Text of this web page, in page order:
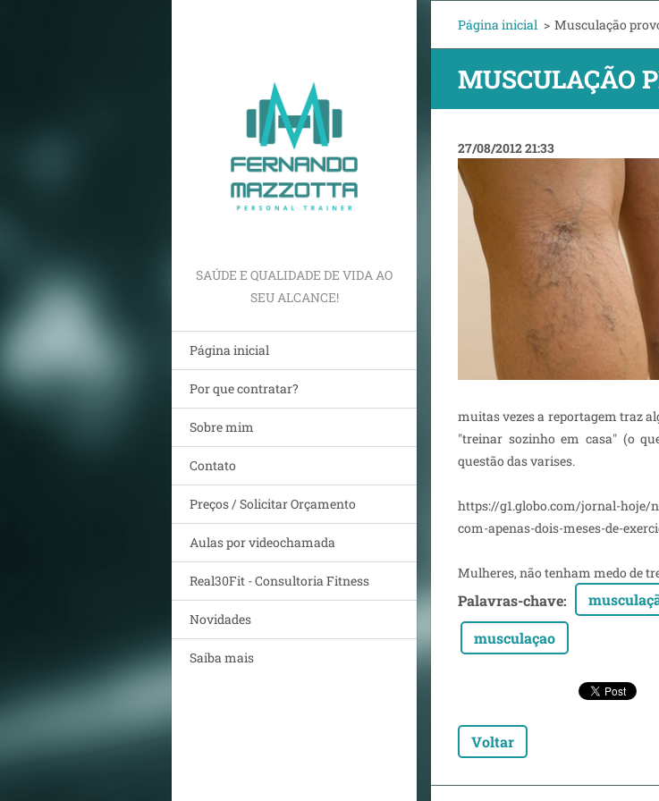
SAÚDE E QUALIDADE DE VIDA AO
SEU ALCANCE!
Página inicial
Por que contratar?
Sobre mim
Contato
Preços / Solicitar Orçamento
Aulas por videochamada
Real30Fit - Consultoria Fitness
Novidades
Saiba mais
Página inicial > Musculação
MUSCULAÇÃO
27/08/2012 21:33
muitas vezes a reportagem traz
"treinar sozinho em casa" (o
questão das varises.
https://g1.globo.com/jornal-hoje/
com-apenas-dois-meses-de-
Mulheres, não tenham medo de
Palavras-chave:
musculaçao
Voltar